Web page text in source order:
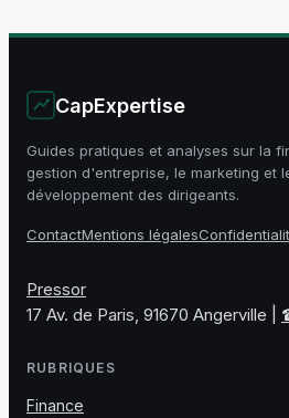
CapExpertise
Guides pratiques et analyses sur la
gestion d'entreprise, le marketing et
développement des dirigeants.
ContactMentions légales
Pressor
17 Av. de Paris, 91670 Angerville
RUBRIQUES
Finance